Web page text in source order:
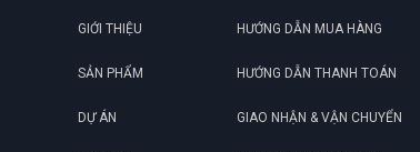
GIỚI THIỆU
SẢN PHẨM
DỰ ÁN
HƯỚNG DẪN MUA HÀNG
HƯỚNG DẪN THANH TOÁN
GIAO NHẬN & VẬN CHUYỂN